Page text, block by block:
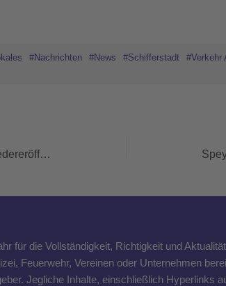
#Nachrichten #News #Schifferstadt #Verkehr
Schifferstadt – Aktueller Hinweis: Wiedereröffnung Stadtbücherei am 11. Mai
für die Vollständigkeit, Richtigkeit und
Feuerwehr, Vereinen oder Unternehmen
Jegliche Inhalte, einschließlich Hyperlinks